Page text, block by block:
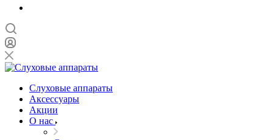
Слуховые аппараты
Аксессуары
Акции
О нас